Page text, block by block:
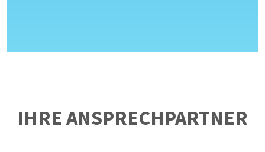
IHRE ANSPRECHPARTNER